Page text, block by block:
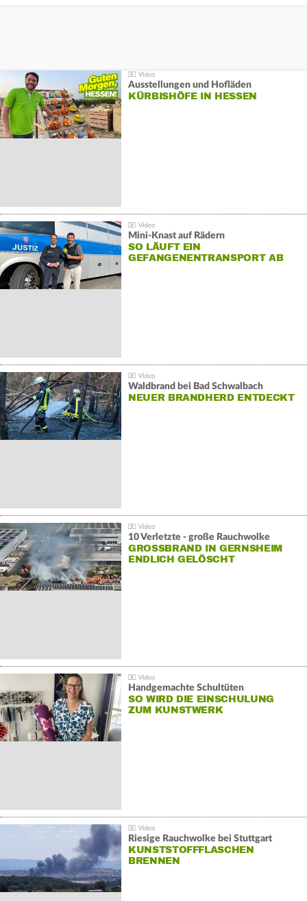
Ausstellungen und Hofläden
KÜRBISHÖFE IN HESSEN
Mini-Knast auf Rädern
SO LÄUFT EIN
GEFANGENENTRANSPORT AB
Waldbrand bei Bad Schwalbach
NEUER BRANDHERD ENTDECKT
10 Verletzte - große Rauchwolke
GROSSBRAND IN GERNSHEIM E
NDLICH GELÖSCHT
Handgemachte Schultüten
SO WIRD DIE EINSCHULUNG
ZUM KUNSTWERK
Riesige Rauchwolke bei Stuttgart
KUNSTSTOFFFLASCHEN
BRENNEN